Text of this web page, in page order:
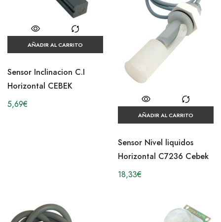
AÑADIR AL CARRITO
Sensor Inclinacion C.I
Horizontal CEBEK
5,69€
AÑADIR AL CARRITO
Sensor Nivel liquidos
Horizontal C7236 Cebek
18,33€